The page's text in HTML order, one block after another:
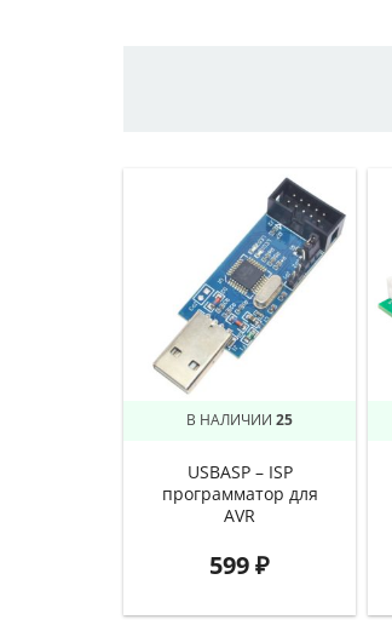
В НАЛИЧИИ 25
USBASP – ISP
программатор для
AVR
599₽